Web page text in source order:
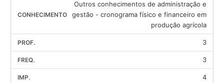
Outros conhecimentos de administração e
gestão - cronograma físico e financeiro em
produção agrícola
3
3
4